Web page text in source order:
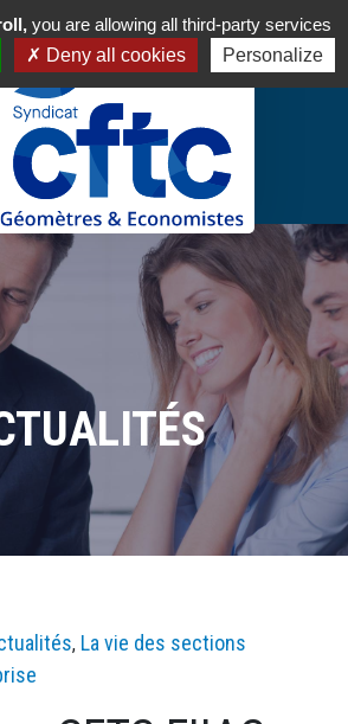
, La vie des sections
you are allowing all third-party services
Deny all cookies Personalize